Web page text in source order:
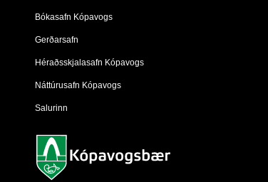
Bókasafn Kópavogs
Gerðarsafn
Héraðsskjalasafn Kópavogs
Náttúrusafn Kópavogs
Salurinn